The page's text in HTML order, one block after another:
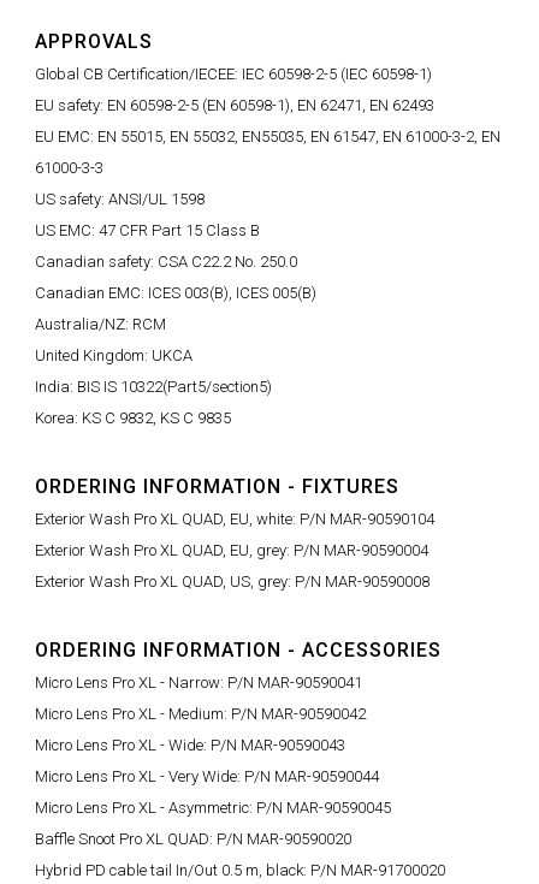
APPROVALS
Global CB Certification/IECEE: IEC 60598-2-5 (IEC 60598-1)
EU safety: EN 60598-2-5 (EN 60598-1), EN 62471, EN 62493
EU EMC: EN 55015, EN 55032, EN55035, EN 61547, EN 61000-3-2, EN
61000-3-3
US safety: ANSI/UL 1598
US EMC: 47 CFR Part 15 Class B
Canadian safety: CSA C22.2 No. 250.0
Canadian EMC: ICES 003(B), ICES 005(B)
Australia/NZ: RCM
United Kingdom: UKCA
India: BIS IS 10322(Part5/section5)
Korea: KS C 9832, KS C 9835
ORDERING INFORMATION - FIXTURES
Exterior Wash Pro XL QUAD, EU, white: P/N MAR-90590104
Exterior Wash Pro XL QUAD, EU, grey: P/N MAR-90590004
Exterior Wash Pro XL QUAD, US, grey: P/N MAR-90590008
ORDERING INFORMATION - ACCESSORIES
Micro Lens Pro XL - Narrow: P/N MAR-90590041
Micro Lens Pro XL - Medium: P/N MAR-90590042
Micro Lens Pro XL - Wide: P/N MAR-90590043
Micro Lens Pro XL - Very Wide: P/N MAR-90590044
Micro Lens Pro XL - Asymmetric: P/N MAR-90590045
Baffle Snoot Pro XL QUAD: P/N MAR-90590020
Hybrid PD cable tail In/Out 0.5 m, black: P/N MAR-91700020